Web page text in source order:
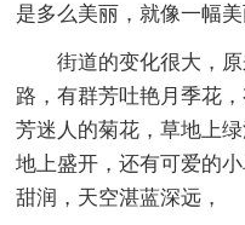
是多么美丽，就像一幅美
街道的变化很大，
路，有群芳吐艳月季花
芳迷人的菊花，草地上
地上盛开，还有可爱的
甜润，天空湛蓝深远，